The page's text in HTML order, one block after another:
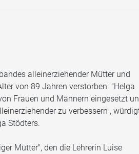
alleinerziehender Mütter und
von 89 Jahren verstorben. "Helga
Frauen und Männern eingesetzt
zu verbessern",
Stödters.
Mütter", den die Lehrerin Luise